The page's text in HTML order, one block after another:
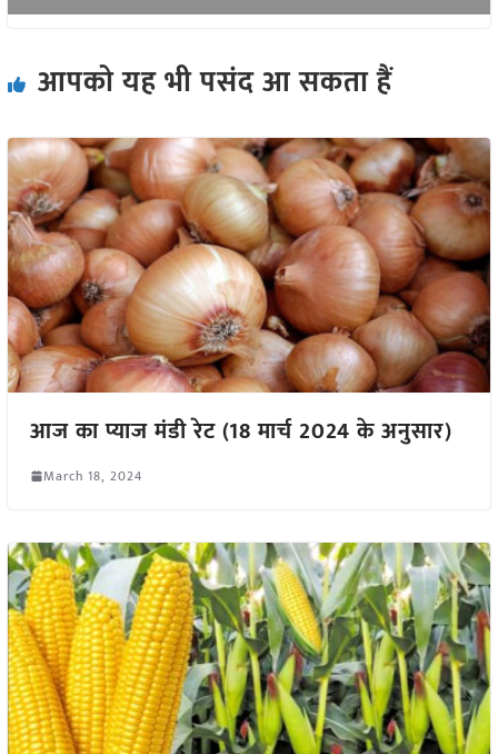
आपको यह भी पसंद आ सकता हैं
आज का प्याज मंडी रेट (18 मार्च 2024 के अनुसार)
March 18, 2024